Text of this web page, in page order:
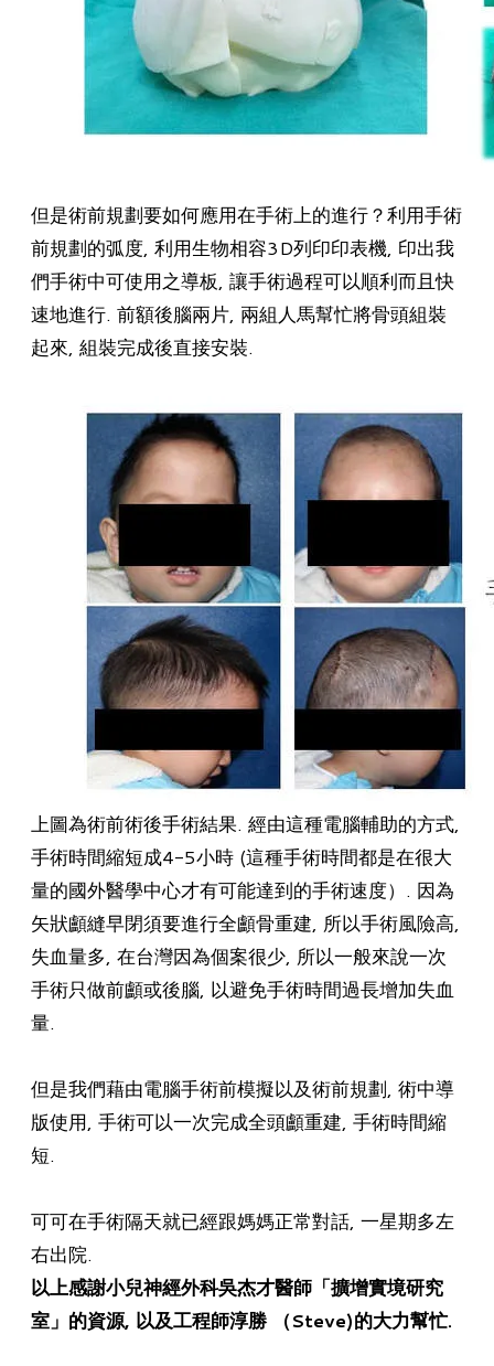
但是術前規劃要如何應用在手術上的進行？利用手術
前規劃的弧度, 利用生物相容3D列印印表機, 印出我
們手術中可使用之導板, 讓手術過程可以順利而且快
速地進行. 前額後腦兩片, 兩組人馬幫忙將骨頭組裝
起來, 組裝完成後直接安裝.
上圖為術前術後手術結果. 經由這種電腦輔助的方式,
手術時間縮短成4-5小時 (這種手術時間都是在很大
量的國外醫學中心才有可能達到的手術速度）. 因為
矢狀顱縫早閉須要進行全顱骨重建, 所以手術風險高,
失血量多, 在台灣因為個案很少, 所以一般來說一次
手術只做前顱或後腦, 以避免手術時間過長增加失血
量.
但是我們藉由電腦手術前模擬以及術前規劃, 術中導
版使用, 手術可以一次完成全頭顱重建, 手術時間縮
短.
可可在手術隔天就已經跟媽媽正常對話, 一星期多左
右出院.
以上感謝小兒神經外科吳杰才醫師「擴增實境研究
室」的資源, 以及工程師淳勝 （Steve)的大力幫忙.